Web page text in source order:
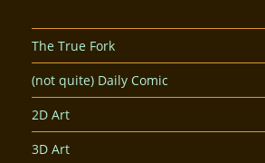
The True Fork
(not quite) Daily Comic
2D Art
3D Art